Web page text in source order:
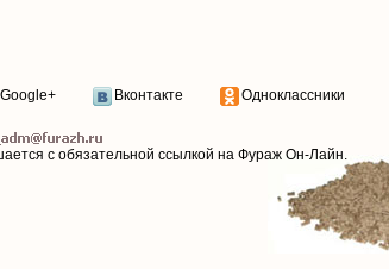
Google+ Вконтакте Одноклассники
с обязательной ссылкой на Фураж Он-Лайн.